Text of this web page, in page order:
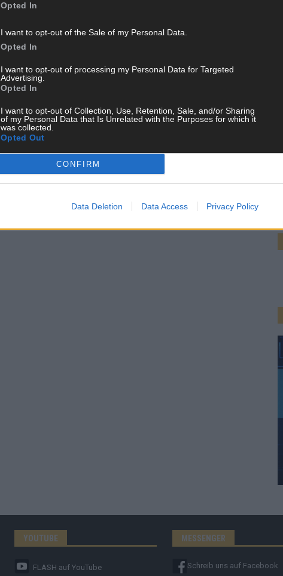
Opted In
I want to opt-out of the Sale of my Personal Data.
Opted In
I want to opt-out of processing my Personal Data for Targeted
Advertising.
Opted In
I want to opt-out of Collection, Use, Retention, Sale, and/or Sharing
of my Personal Data that Is Unrelated with the Purposes for which it
was collected.
Opted Out
CONFIRM
Data Deletion Data Access Privacy Policy
YOUTUBE
FLASH auf YouTube
MESSENGER
Schreib uns auf Facebook